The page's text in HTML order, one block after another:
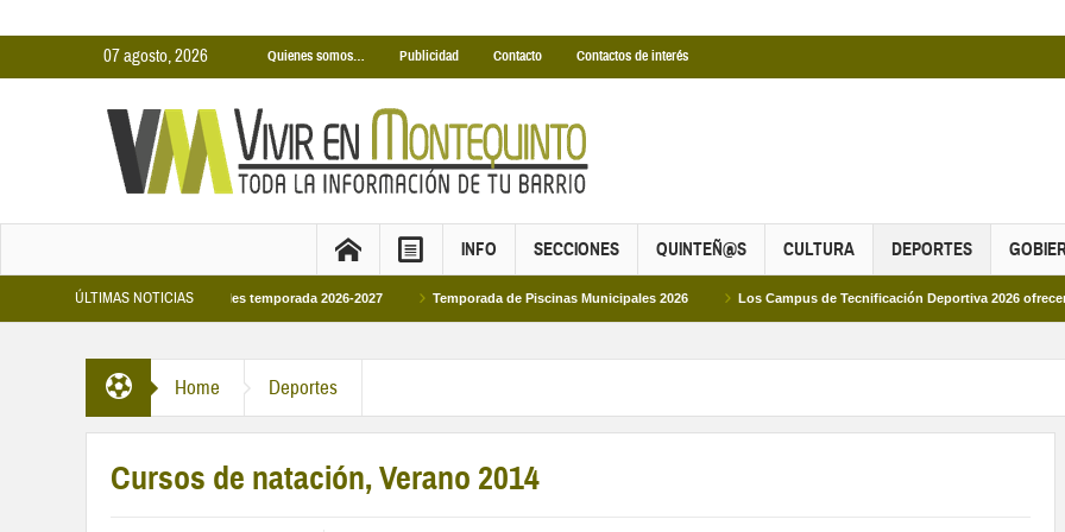
07 agosto, 2026 Quienes somos… Publicidad Contacto Contactos de interés
INFO SECCIONES QUINTEÑ@S CULTURA DEPORTES
ÚLTIMAS NOTICIAS
Municipales temporada 2026-2027 Temporada de Piscinas Municipales 2026 Los Campus de Tecnificación Deportiva 2026 ofrecen cuatro
Home Deportes
Cursos de natación, Verano 2014